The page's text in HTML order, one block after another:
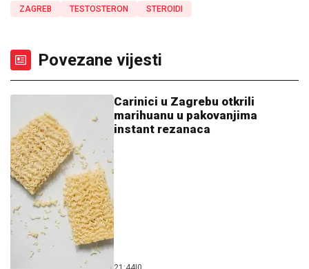
ZAGREB TESTOSTERON STEROIDI
Povezane vijesti
Carinici u Zagrebu otkrili
marihuanu u pakovanjima
instant rezanaca